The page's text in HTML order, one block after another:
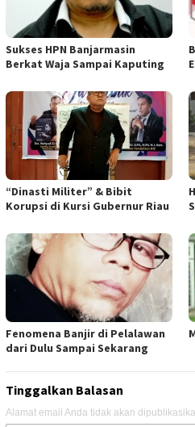
Sukses HPN Banjarmasin
Berkat Waja Sampai Kaputing
“Dinasti Militer” & Bibit
Korupsi di Kursi Gubernur Riau
Fenomena Banjir di Pelalawan
dari Dulu Sampai Sekarang
Tinggalkan Balasan
Alamat email Anda tidak akan